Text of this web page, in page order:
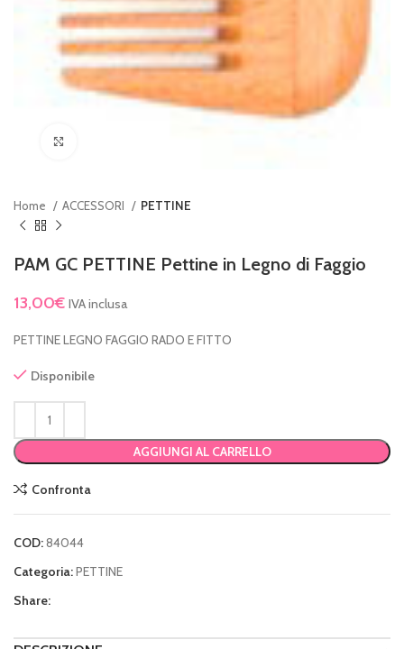
Home ACCESSORI PETTINE
PAM GC PETTINE Pettine in Legno di Faggio
13,00€ IVA inclusa
PETTINE LEGNO FAGGIO RADO E FITTO
Disponibile
AGGIUNGI AL CARRELLO
Confronta
COD:84044
Categoria:PETTINE
Share: